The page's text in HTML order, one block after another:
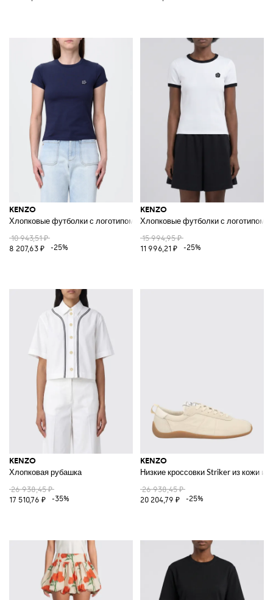
KENZO
Хлопковые футболки с логотипом Fiore
10 943,51 ₽
8 207,63 ₽
-25%
KENZO
Хлопковые футболки с логотипом
15 994,95 ₽
11 996,21 ₽
-25%
KENZO
Хлопковая рубашка
26 938,45 ₽
17 510,76 ₽
-35%
KENZO
Низкие кроссовки Striker из кожи и
26 938,45 ₽
20 204,79 ₽
-25%